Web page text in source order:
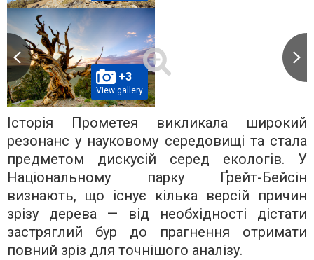
+3
View gallery
Історія Прометея викликала широкий
резонанс у науковому середовищі та стала
предметом дискусій серед екологів. У
Національному парку Ґрейт-Бейсін
визнають, що існує кілька версій причин
зрізу дерева — від необхідності дістати
застряглий бур до прагнення отримати
повний зріз для точнішого аналізу.